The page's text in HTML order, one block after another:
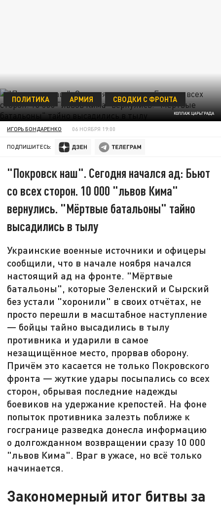
КОЛЛАЖ ЦАРЬГРАДА
ПОЛИТИКА АРМИЯ СВОДКИ С ФРОНТА
ИГОРЬ БОНДАРЕНКО 06 НОЯБРЯ 19:00
ПОДПИШИТЕСЬ:
"Покровск наш". Сегодня начался ад: Бьют
со всех сторон. 10 000 "львов Кима"
вернулись. "Мёртвые батальоны" тайно
высадились в тылу
Украинские военные источники и офицеры
сообщили, что в начале ноября начался
настоящий ад на фронте. "Мёртвые
батальоны", которые Зеленский и Сырский
без устали "хоронили" в своих отчётах, не
просто перешли в масштабное наступление
— бойцы тайно высадились в тылу
противника и ударили в самое
незащищённое место, прорвав оборону.
Причём это касается не только Покровского
фронта — жуткие удары посыпались со всех
сторон, обрывая последние надежды
боевиков на удержание крепостей. На фоне
попыток противника залезть поближе к
госгранице разведка донесла информацию
о долгожданном возвращении сразу 10 000
"львов Кима". Враг в ужасе, но всё только
начинается.
Закономерный итог битвы за